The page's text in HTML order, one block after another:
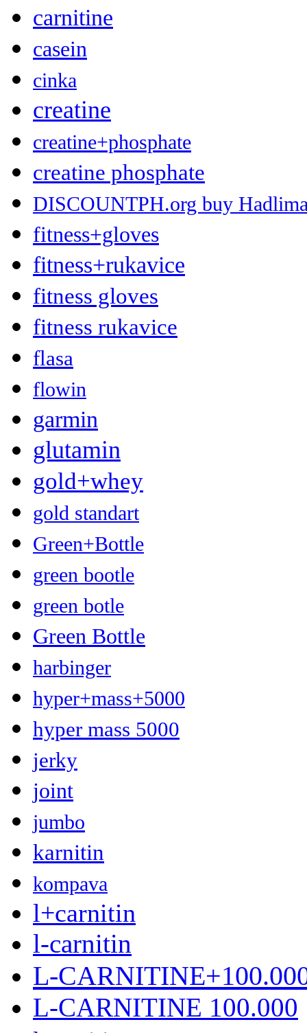
carnitine
casein
cinka
creatine
creatine+phosphate
creatine phosphate
DISCOUNTPH.org buy
fitness+gloves
fitness+rukavice
fitness gloves
fitness rukavice
flasa
flowin
garmin
glutamin
gold+whey
gold standart
Green+Bottle
green bootle
green botle
Green Bottle
harbinger
hyper+mass+5000
hyper mass 5000
jerky
joint
jumbo
karnitin
kompava
l+carnitin
l-carnitin
L-
L-CARNITINE 100.000